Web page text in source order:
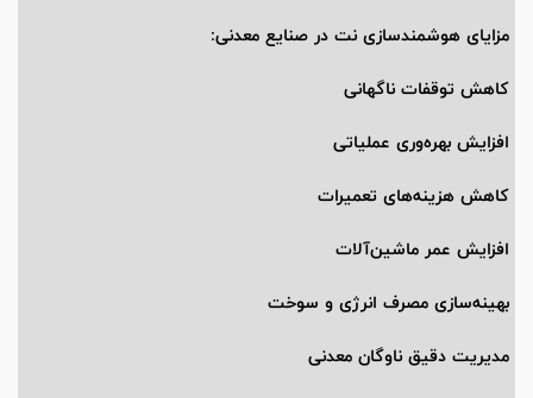
مزایای هوشمندسازی نت در صنایع معدنی:
کاهش توقفات ناگهانی
افزایش بهره‌وری عملیاتی
کاهش هزینه‌های تعمیرات
افزایش عمر ماشین‌آلات
بهینه‌سازی مصرف انرژی و سوخت
مدیریت دقیق ناوگان معدنی